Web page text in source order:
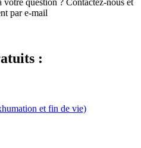
votre question ? Contactez-nous et
par e-mail
:
et fin de vie)